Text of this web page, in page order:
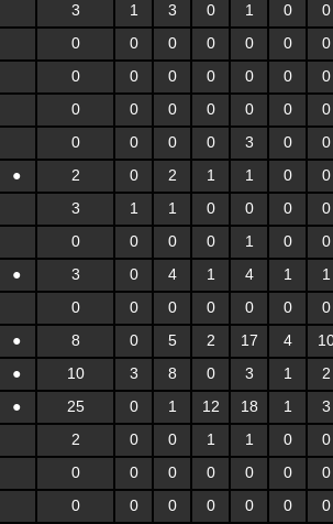
3 1 3 0 1 0
0
0 0 0 0 0 0
0
0 0 0 0 0 0
0
0 0 0 0 0 0
0
0 0 0 0 3 0
0
● 2 0 2 1 1 0
0
3 1 1 0 0 0
0
0 0 0 0 1 0
0
● 3 0 4 1 4 1
1
0 0 0 0 0 0
0
● 8 0 5 2 17 4
● 10 3 8 0 3 1
2
● 25 0 1 12 18 1
3
2 0 0 1 1 0
0
0 0 0 0 0 0
0
0 0 0 0 0 0 0